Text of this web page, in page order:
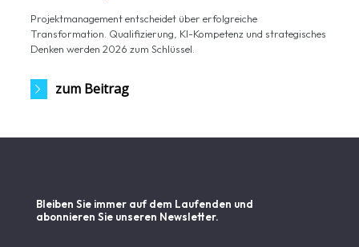
Projektmanagement entscheidet über erfolgreiche
Transformation. Qualifizierung, KI-Kompetenz und strategisches
Denken werden 2026 zum Schlüssel.
zum Beitrag
Bleiben Sie immer auf dem Laufenden und
abonnieren Sie unseren Newsletter.